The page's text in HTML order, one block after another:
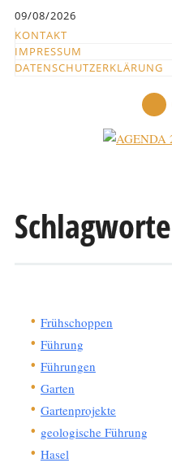
springen
09/08/2026
KONTAKT
IMPRESSUM
DATENSCHUTZERKLÄRUNG
zum
Schlagworte
Frühschoppen
Führung
Führungen
Garten
Gartenprojekte
geologische Führung
Hasel